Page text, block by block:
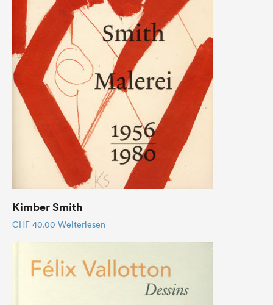
Kimber Smith
CHF 40.00 Weiterlesen